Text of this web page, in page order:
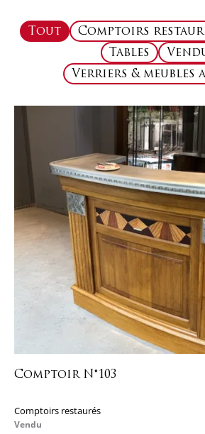
Comptoirs
Tables
Verriers & meubles
Tout
Comptoir N°103
Comptoirs restaurés
Vendu
PagePage